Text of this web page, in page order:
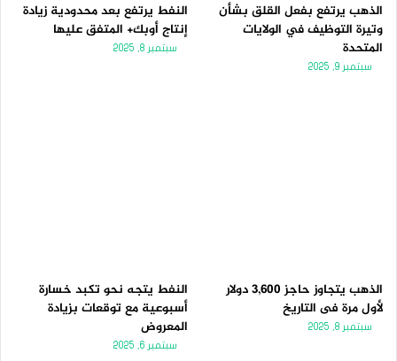
الذهب يرتفع بفعل القلق بشأن
وتيرة التوظيف في الولايات
المتحدة
سبتمبر 9, 2025
النفط يرتفع بعد محدودية زيادة
إنتاج أوبك+ المتفق عليها
سبتمبر 8, 2025
الذهب يتجاوز حاجز 3,600 دولار
لأول مرة فى التاريخ
سبتمبر 8, 2025
النفط يتجه نحو تكبد خسارة
أسبوعية مع توقعات بزيادة
المعروض
سبتمبر 6, 2025